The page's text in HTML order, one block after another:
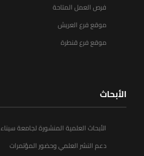
فرص العمل المتاحة
موقع فرع العريش
موقع فرع قنطرة
الأبحاث
الأبحاث العلمية المنشورة لجامعة سيناء
دعم النشر العلمي وحضور المؤتمرات